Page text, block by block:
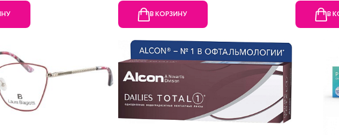
В КОРЗИНУ В